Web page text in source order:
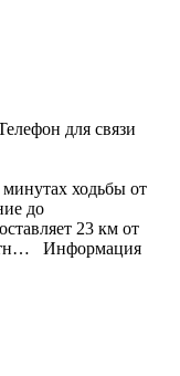
для связи
ходьбы от
до
23 км от
Информация